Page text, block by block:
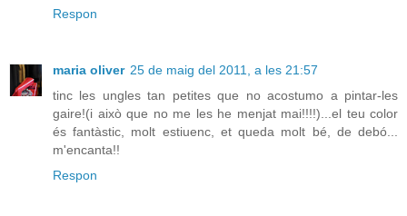
Respon
maria oliver 25 de maig del 2011, a les 21:57
tinc les ungles tan petites que no acostumo a pintar-les
gaire!(i això que no me les he menjat mai!!!!)...el teu color
és fantàstic, molt estiuenc, et queda molt bé, de debó...
m'encanta!!
Respon